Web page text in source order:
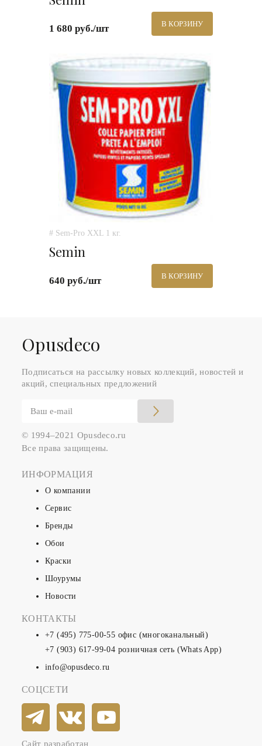
1 680 руб./шт В КОРЗИНУ
# Sem-Pro XXL 1 кг.
Semin
640 руб./шт В КОРЗИНУ
Оpusdeco
Подписаться на рассылку новых коллекций, новостей и
акций, специальных предложений
© 1994–2021 Opusdeco.ru
Все права защищены.
ИНФОРМАЦИЯ
О компании
Сервис
Бренды
Обои
Краски
Шоурумы
Новости
КОНТАКТЫ
+7 (495) 775-00-55 офис (многоканальный)
+7 (903) 617-99-04 розничная сеть (Whats App)
info@opusdeco.ru
СОЦСЕТИ
Сайт разработан